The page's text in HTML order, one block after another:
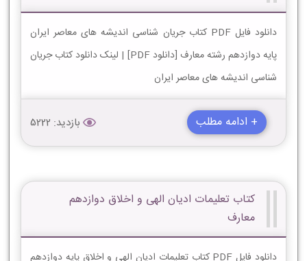
دانلود فایل PDF کتاب جریان شناسی اندیشه های معاصر ایران
پایه دوازدهم رشته معارف [دانلود PDF] | لینک دانلود کتاب جریان
شناسی اندیشه های معاصر ایران
+ ادامه مطلب بازدید: 5222
کتاب تعلیمات ادیان الهی و اخلاق دوازدهم
معارف
دانلود فایل PDF کتاب تعلیمات ادیان الهی و اخلاق پایه دوازدهم